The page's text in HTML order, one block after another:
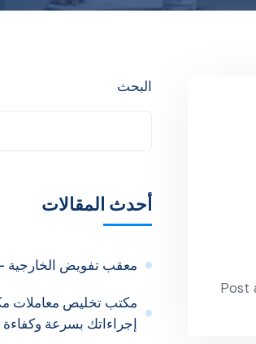
Post
البحث
أحدث المقالات
معقب تفويض الخارجية
مكتب تخليص معاملات
إجراءاتك بسرعة وكفاءة